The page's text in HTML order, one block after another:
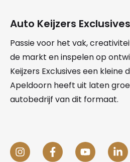
Auto Keijzers Exclusives
Passie voor het vak,
de markt en inspelen op
Keijzers Exclusives een kleine
Apeldoorn heeft uit laten
autobedrijf van dit formaat.